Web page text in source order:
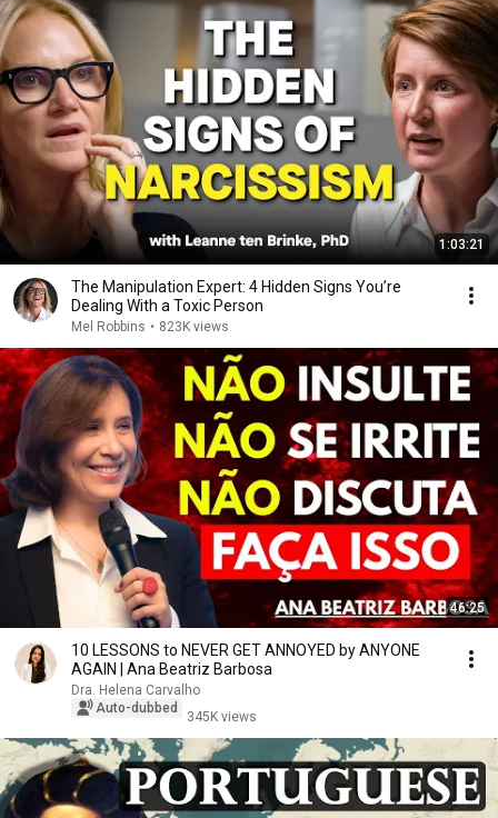
1:03:21
The Manipulation Expert: 4 Hidden Signs You’re
Dealing With a Toxic Person
Mel Robbins • 823K views
46:25
10 LESSONS to NEVER GET ANNOYED by ANYONE
AGAIN | Ana Beatriz Barbosa
Dra. Helena Carvalho
Auto-dubbed
345K views